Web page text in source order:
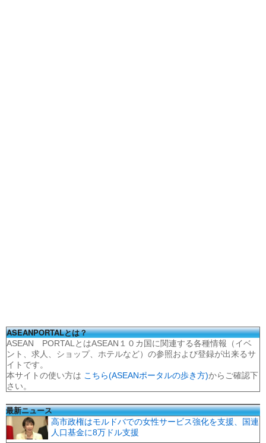
ASEANPORTALとは？
ASEAN PORTALとはASEAN１０カ国に関連する各種情報（イベ
ント、求人、ショップ、ホテルなど）の参照および登録が出来るサ
イトです。
本サイトの使い方は こちら(ASEANポータルの歩き方)からご確認下
さい。
最新ニュース
高市政権はモルドバでの女性サービス強化を支援、国連
人口基金に8万ドル支援